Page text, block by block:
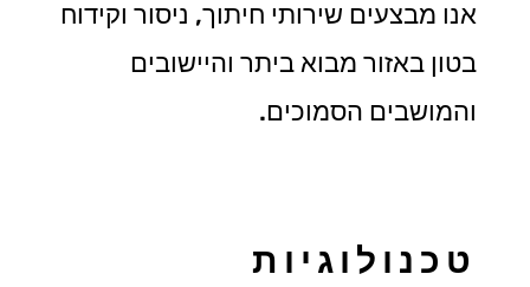
אנו מבצעים שירותי חיתוך, ניסור וקידוח
בטון באזור מבוא ביתר והיישובים
והמושבים הסמוכים.
טכנולוגיות